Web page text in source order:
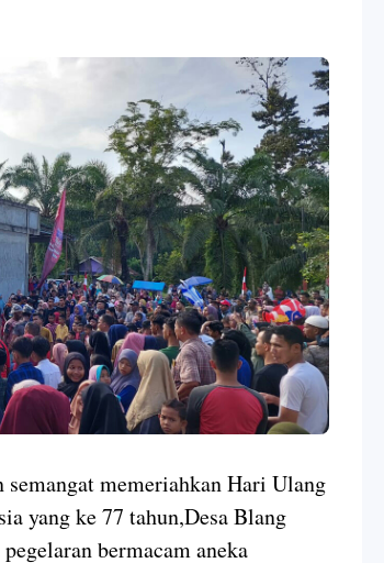
memeriahkan Hari Ulang
yang ke 77 tahun,Desa Blang
bermacam aneka